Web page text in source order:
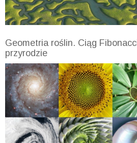
Geometria roślin. Ciąg
przyrodzie